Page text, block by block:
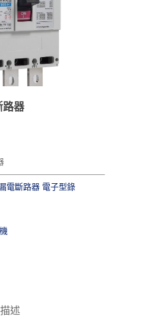
路器
電斷路器 電子型錄
描述